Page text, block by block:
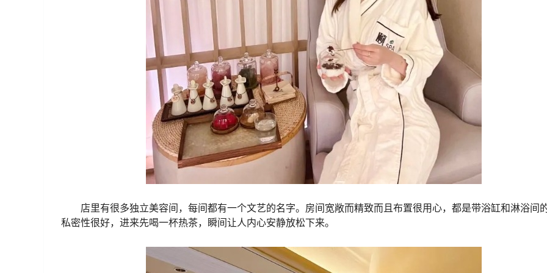
店里有很多独立美容间，每间都有一个文艺的名字。房间宽敞而精致而且布置很用心，都是带浴缸和淋浴间
私密性很好，进来先喝一杯热茶，瞬间让人内心安静放松下来。